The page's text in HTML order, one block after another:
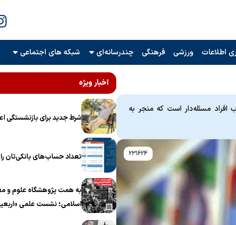
اطلاعات ورزشی فرهنگی چندرسانه‌ای شبکه های اجتماعی
مسئله‌دار است که منجر به
231624
اخبار ویژه
شرط جدید برای بازنشستگی
تعداد حساب‌های بانکی‌تان را
به همت پژوهشگاه علوم و
اسلامی؛ نشست علمی